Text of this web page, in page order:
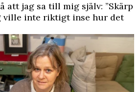
att jag sa till mig själv: ”Skärp
ville inte riktigt inse hur det